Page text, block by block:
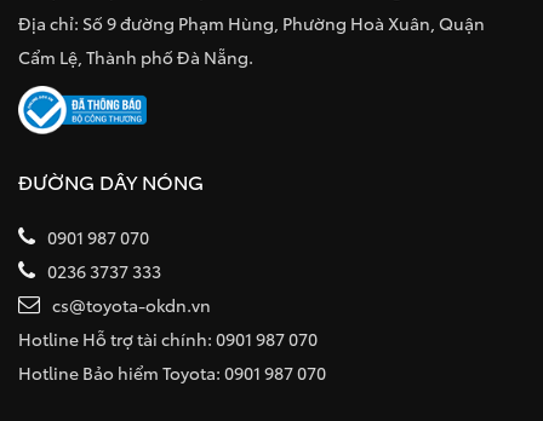
Địa chỉ: Số 9 đường Phạm Hùng, Phường Hoà Xuân, Quận
Cẩm Lệ, Thành phố Đà Nẵng.
ĐƯỜNG DÂY NÓNG
0901 987 070
0236 3737 333
cs@toyota-okdn.vn
Hotline Hỗ trợ tài chính: 0901 987 070
Hotline Bảo hiểm Toyota: 0901 987 070